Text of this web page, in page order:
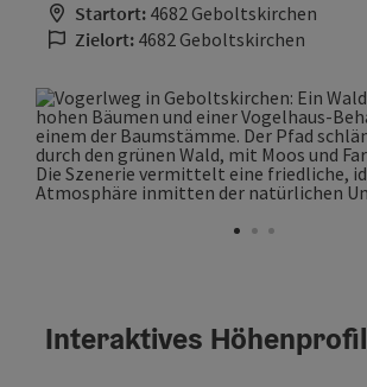
Startort: 4682 Geboltskirchen
Zielort: 4682 Geboltskirchen
Interaktives Höhenprofil